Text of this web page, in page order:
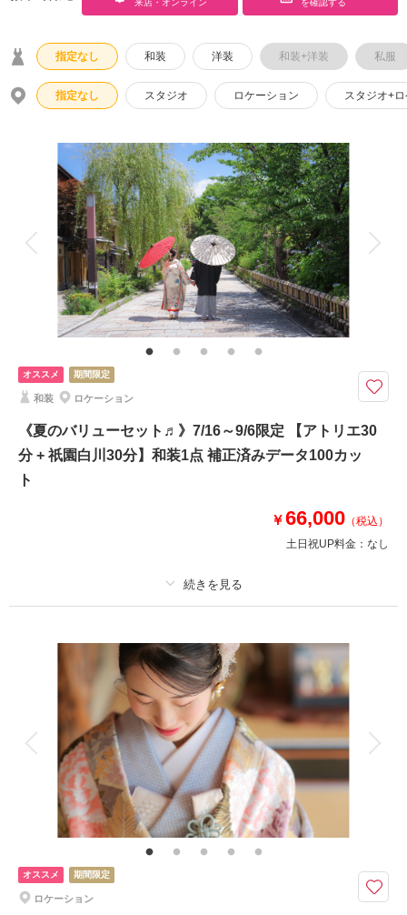
こだわりポイント
事前来店なしで撮影 歴史的建造物での撮影
ペットと撮影 豊富な色打掛・着物
女性フォトグラファー
スタジオでの撮影
家族・友人と撮影
ウェルカムボードの作成
指定なし 和装 洋装 和装+洋装 私服
指定なし スタジオ ロケーション スタジオ+
オススメ 期間限定
和装 ロケーション
《夏のバリューセット♬》7/16～9/6限定 【アトリエ30
分 + 祇園白川30分】和装1点 補正済みデータ100カッ
ト
￥66,000 （税込）
土日祝UP料金： なし
新婦衣装1着 新郎衣装1着
着付け ヘアメイク 小物一式
データ 100 カット 台紙付写真
衣装追加 会食 挙式
家族と撮影 家族用衣装レンタル
その他含むもの
ロケ地使用料・移動費・新婦髪飾り・アテンドスタッフ・データ補正・ダウ
★★夏の暑さを考慮した負担の少ないロケプランです★★
夏だけの特別価格！短い時間で祇園満喫♪
オススメ 期間限定
ロケーション